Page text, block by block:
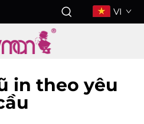
VI
in theo yêu